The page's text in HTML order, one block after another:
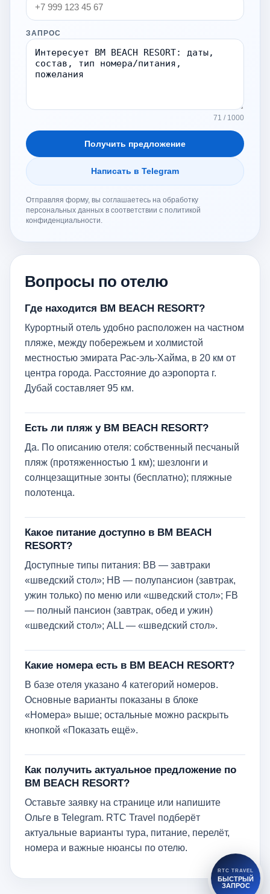
ЗАПРОС
71 / 1000
Получить предложение
Написать в Telegram
Отправляя форму, вы соглашаетесь на обработку
персональных данных в соответствии с политикой
конфиденциальности.
Вопросы по отелю
Где находится BM BEACH RESORT?
Курортный отель удобно расположен на частном
пляже, между побережьем и холмистой
местностью эмирата Рас-эль-Хайма, в 20 км от
центра города. Расстояние до аэропорта г.
Дубай составляет 95 км.
Есть ли пляж у BM BEACH RESORT?
Да. По описанию отеля: собственный песчаный
пляж (протяженностью 1 км); шезлонги и
солнцезащитные зонты (бесплатно); пляжные
полотенца.
Какое питание доступно в BM BEACH
RESORT?
Доступные типы питания: ВВ — завтраки
«шведский стол»; НВ — полупансион (завтрак,
ужин только) по меню или «шведский стол»; FB
— полный пансион (завтрак, обед и ужин)
«шведский стол»; ALL — «шведский стол».
Какие номера есть в BM BEACH RESORT?
В базе отеля указано 4 категорий номеров.
Основные варианты показаны в блоке
«Номера» выше; остальные можно раскрыть
кнопкой «Показать ещё».
Как получить актуальное предложение по
BM BEACH RESORT?
Оставьте заявку на странице или напишите
Ольге в Telegram. RTC Travel подберёт
актуальные варианты тура, питание, перелёт,
номера и важные нюансы по отелю.
RTC TRAVEL
БЫСТРЫЙ
ЗАПРОС